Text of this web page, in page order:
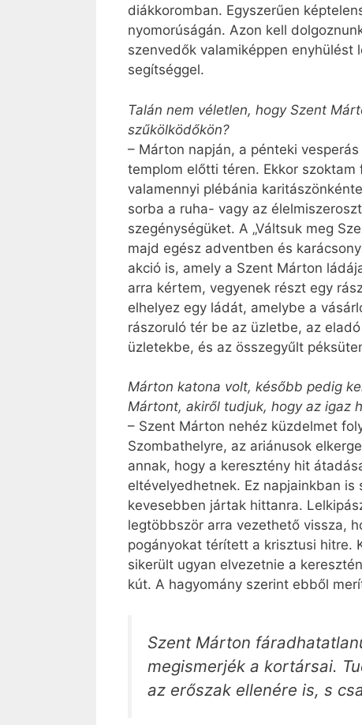
diákkoromban. Egyszerűen
nyomorúságán. Azon kell
szenvedők valamiképpen
segítséggel.
Talán nem véletlen, hogy Szent
szűkölködőkön?
– Márton napján, a pénteki
templom előtti téren. Ekkor szoktam
valamennyi plébánia
sorba a ruha- vagy az
szegénységüket. A „Váltsuk meg
majd egész adventben és
akció is, amely a Szent Márton
arra kértem, vegyenek részt egy
elhelyez egy ládát, amelybe a
rászoruló tér be az üzletbe, az
üzletekbe, és az összegyűlt
Márton katona volt, később pedig
Mártont, akiről tudjuk, hogy az igaz
– Szent Márton nehéz küzdelmet
Szombathelyre, az ariánusok
annak, hogy a keresztény hit
eltévelyedhetnek. Ez napjainkban
kevesebben jártak hittanra.
legtöbbször arra vezethető vissza,
pogányokat térített a krisztusi hitre.
sikerült ugyan elvezetnie a
kút. A hagyomány szerint ebből
Szent Márton
megismerjék a kortársai.
az erőszak ellenére is, s